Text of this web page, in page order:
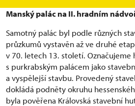
Manský palác na II. hradním
Samotný palác byl podle různých
průzkumů vystavěn až ve druhé
v 70. letech 13. století. Označujeme
s purkrabským palácem jako
a vyspělejší stavbu. Provedený
dokládá podněty okruhu
byla pověřena Královská stavební